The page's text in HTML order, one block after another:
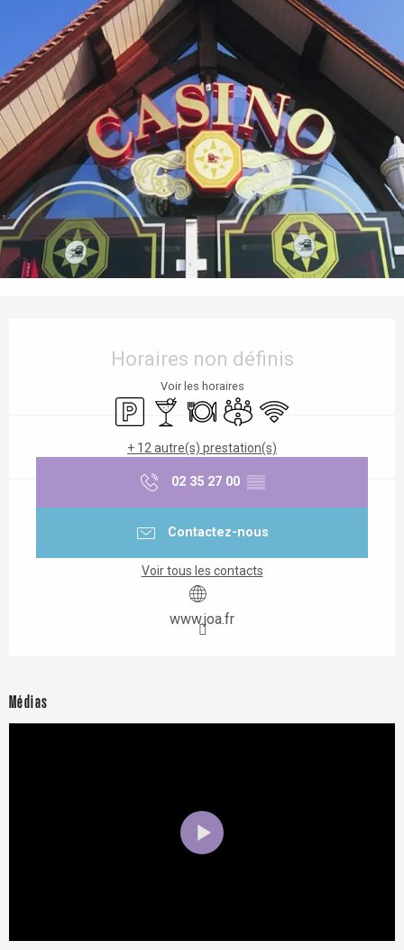
Horaires non définis
Voir les horaires
ParkingBar / Buvette
RestaurantSalle de réunion
WiFi
+ 12 autre(s) prestation(s)
02 35 27 00 ▒▒
Contactez-nous
Voir tous les contacts
www.joa.fr
Médias